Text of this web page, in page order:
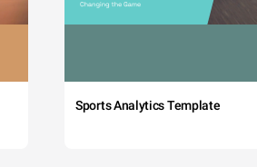
Sports Analytics Template